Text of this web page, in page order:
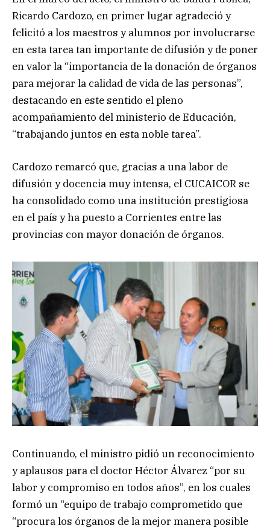
Ricardo Cardozo, en primer lugar agradeció y
felicitó a los maestros y alumnos por involucrarse
en esta tarea tan importante de difusión y de poner
en valor la “importancia de la donación de órganos
para mejorar la calidad de vida de las personas”,
destacando en este sentido el pleno
acompañamiento del ministerio de Educación,
“trabajando juntos en esta noble tarea”.
Cardozo remarcó que, gracias a una labor de
difusión y docencia muy intensa, el CUCAICOR se
ha consolidado como una institución prestigiosa
en el país y ha puesto a Corrientes entre las
provincias con mayor donación de órganos.
Continuando, el ministro pidió un reconocimiento
y aplausos para el doctor Héctor Álvarez “por su
labor y compromiso en todos años”, en los cuales
formó un “equipo de trabajo comprometido que
“procura los órganos de la mejor manera posible